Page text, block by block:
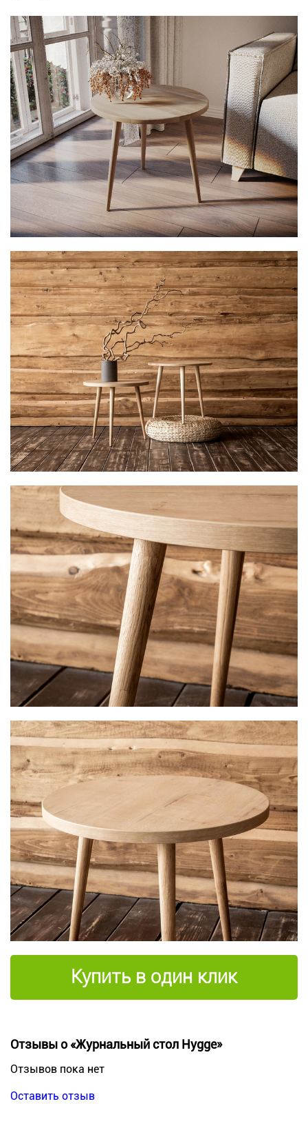
Купить в один клик
Отзывы о «Журнальный стол Hygge»
Отзывов пока нет
Оставить отзыв